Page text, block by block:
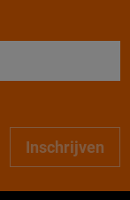
Inschrijven